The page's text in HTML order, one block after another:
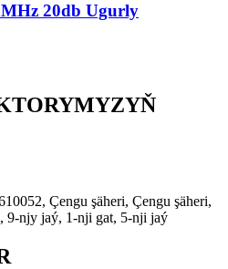
20db Ugurly
Çengu şäheri, Çengu şäheri,
9-njy jaý, 1-nji gat, 5-nji jaý